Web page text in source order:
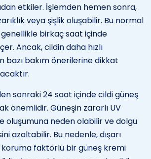
etkiler. İşlemden hemen sonra,
veya şişlik oluşabilir. Bu normal
birkaç saat içinde
Ancak, cildin daha hızlı
bazı bakım önerilerine dikkat
sonraki 24 saat içinde cildi güneş
önemlidir. Güneşin zararlı UV
oluşumuna neden olabilir ve dolgu
azaltabilir. Bu nedenle, dışarı
koruma faktörlü bir güneş kremi